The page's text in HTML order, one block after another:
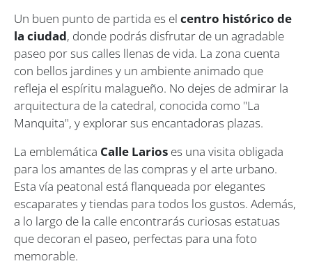
Un buen punto de partida es el centro histórico de
la ciudad, donde podrás disfrutar de un agradable
paseo por sus calles llenas de vida. La zona cuenta
con bellos jardines y un ambiente animado que
refleja el espíritu malagueño. No dejes de admirar la
arquitectura de la catedral, conocida como "La
Manquita", y explorar sus encantadoras plazas.
La emblemática Calle Larios es una visita obligada
para los amantes de las compras y el arte urbano.
Esta vía peatonal está flanqueada por elegantes
escaparates y tiendas para todos los gustos. Además,
a lo largo de la calle encontrarás curiosas estatuas
que decoran el paseo, perfectas para una foto
memorable.